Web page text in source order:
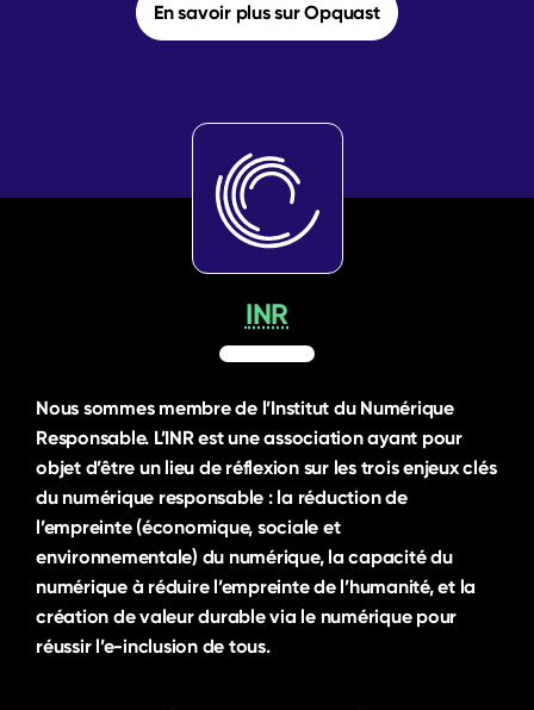
En savoir plus sur Opquast
INR
Nous sommes membre de l’Institut du Numérique
Responsable. L’INR est une association ayant pour
objet d’être un lieu de réflexion sur les trois enjeux clés
du numérique responsable : la réduction de
l’empreinte (économique, sociale et
environnementale) du numérique, la capacité du
numérique à réduire l’empreinte de l’humanité, et la
création de valeur durable via le numérique pour
réussir l’e-inclusion de tous.